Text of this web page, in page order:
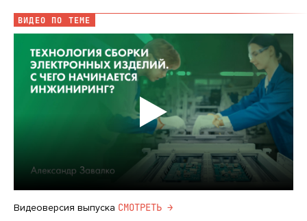
ВИДЕО ПО ТЕМЕ
Видеоверсия выпуска CМОТРЕТЬ →